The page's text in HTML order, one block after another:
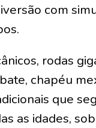
com
rodas
chapéu
que
as idades,